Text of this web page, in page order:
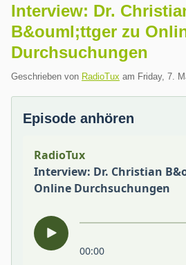
Interview: Dr.
B&ouml;ttger zu
Durchsuchungen
Geschrieben von RadioTux am Friday, 7.
Episode anhören